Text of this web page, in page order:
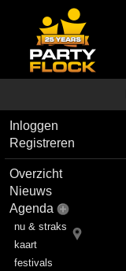
Inloggen
Registreren
Overzicht
Nieuws
Agenda
nu & straks
kaart
festivals